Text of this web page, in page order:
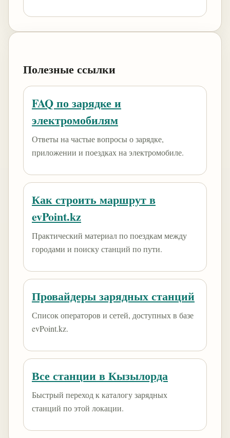
Полезные ссылки
FAQ по зарядке и
электромобилям
Ответы на частые вопросы о зарядке,
приложении и поездках на электромобиле.
Как строить маршрут в
evPoint.kz
Практический материал по поездкам между
городами и поиску станций по пути.
Провайдеры зарядных станций
Список операторов и сетей, доступных в базе
evPoint.kz.
Все станции в Кызылорда
Быстрый переход к каталогу зарядных
станций по этой локации.